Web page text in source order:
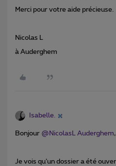
Merci pour votre aide précieuse.
Nicolas L
à Auderghem
Isabelle.
Bonjour ​ @NicolasL Auderghem,
Je vois qu’un dossier a été